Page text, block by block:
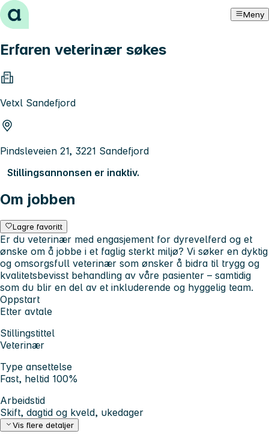
Hopp til innhold Meny
Erfaren veterinær søkes
Vetxl Sandefjord
Pindsleveien 21, 3221 Sandefjord
Stillingsannonsen er inaktiv.
Om jobben
Lagre favoritt
Er du veterinær med engasjement for dyrevelferd og et
ønske om å jobbe i et faglig sterkt miljø? Vi søker en dyktig
og omsorgsfull veterinær som ønsker å bidra til trygg og
kvalitetsbevisst behandling av våre pasienter – samtidig
som du blir en del av et inkluderende og hyggelig team.
Oppstart
Etter avtale
Stillingstittel
Veterinær
Type ansettelse
Fast, heltid 100%
Arbeidstid
Skift, dagtid og kveld, ukedager
Vis flere detaljer